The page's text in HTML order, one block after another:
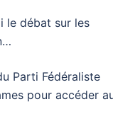
le débat sur les
Parti Fédéraliste
pour accéder